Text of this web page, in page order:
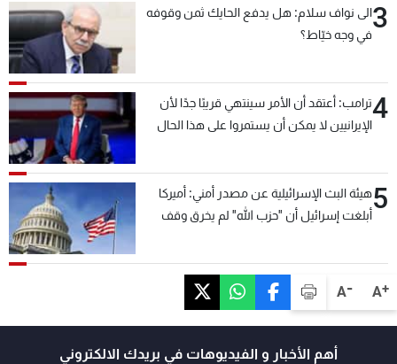
A+
A-
3الى نواف سلام: هل يدفع الحايك ثمن وقوفه
في وجه خيّاط؟
4ترامب: أعتقد أن الأمر سينتهي قريبًا جدًا لأن
الإيرانيين لا يمكن أن يستمروا على هذا الحال
5هيئة البث الإسرائيلية عن مصدر أمني: أميركا
أبلغت إسرائيل أن "حزب الله" لم يخرق وقف
أهم الأخبار و الفيديوهات في بريدك الالكتروني